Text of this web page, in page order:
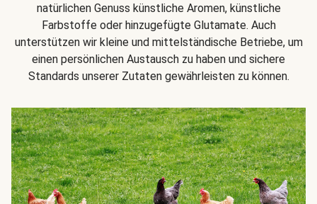
natürlichen Genuss künstliche Aromen, künstliche
Farbstoffe oder hinzugefügte Glutamate. Auch
unterstützen wir kleine und mittelständische Betriebe, um
einen persönlichen Austausch zu haben und sichere
Standards unserer Zutaten gewährleisten zu können.